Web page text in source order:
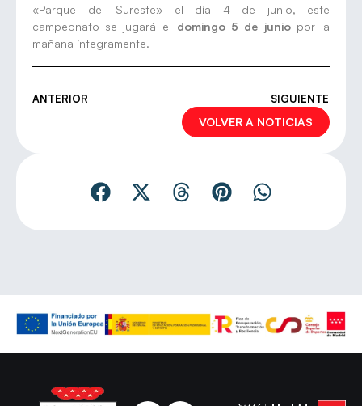
«Parque del Sureste» el día 4 de junio, este
campeonato se jugará el domingo 5 de junio por la
mañana íntegramente.
ANTERIOR SIGUIENTE
VOLVER A NOTICIAS